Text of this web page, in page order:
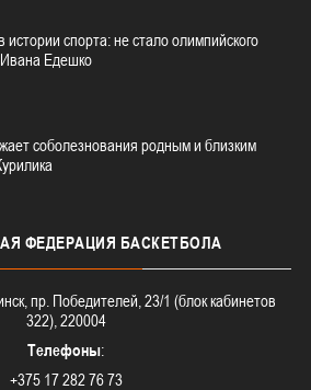
истории спорта: не стало олимпийского
Едешко
соболезнования родным и близким
ФЕДЕРАЦИЯ БАСКЕТБОЛА
пр. Победителей, 23/1 (блок кабинетов
322), 220004
Телефоны:
+375 17 282 76 73